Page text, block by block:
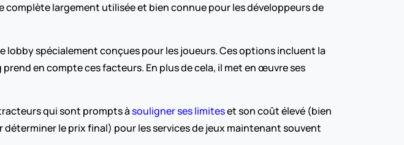
largement utilisée et bien connue pour les développeurs de
spécialement conçues pour les joueurs. Ces options incluent la
en compte ces facteurs. En plus de cela, il met en œuvre ses
qui sont prompts à souligner ses limites et son coût élevé (bien
le prix final) pour les services de jeux maintenant souvent